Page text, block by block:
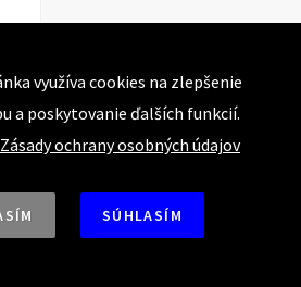
využíva cookies na zlepšenie
a poskytovanie ďalších funkcií.
Zásady ochrany osobných údajov
SÚHLASÍM